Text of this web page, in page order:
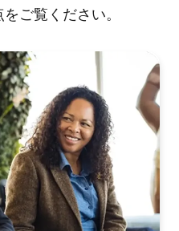
ご覧ください。